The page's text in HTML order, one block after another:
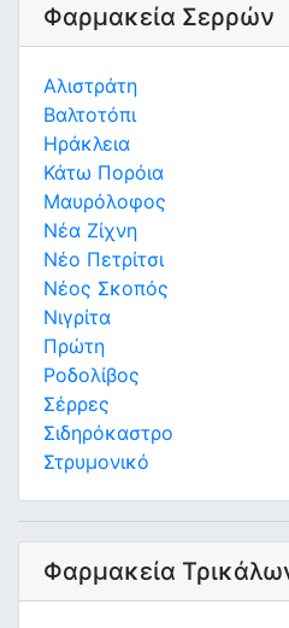
Φαρμακεία Σερρών
Αλιστράτη
Βαλτοτόπι
Ηράκλεια
Κάτω Πορόια
Μαυρόλοφος
Νέα Ζίχνη
Νέο Πετρίτσι
Νέος Σκοπός
Νιγρίτα
Πρώτη
Ροδολίβος
Σέρρες
Σιδηρόκαστρο
Στρυμονικό
Φαρμακεία